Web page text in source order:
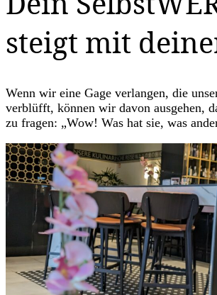
steigt mit
Wenn wir eine Gage verlangen, die
verblüfft, können wir davon ausgehen,
zu fragen: „Wow! Was hat sie, was